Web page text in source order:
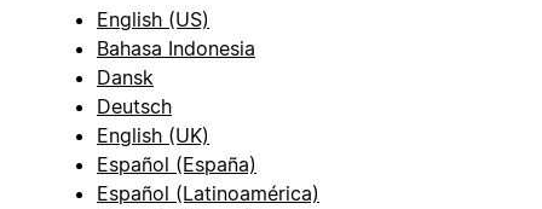
English (US)
Bahasa Indonesia
Dansk
Deutsch
English (UK)
Español (España)
Español (Latinoamérica)